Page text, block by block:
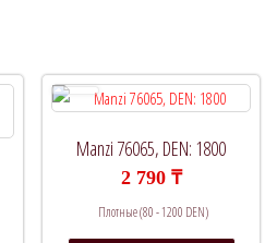
Manzi 76065, DEN: 1800
2 790 ₸
Плотные (80 - 1200 DEN)